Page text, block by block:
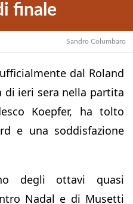
finale
Sandro Columbaro
dal Roland
di ieri sera nella partita
Koepfer, ha tolto
e una soddisfazione
degli ottavi quasi
Nadal e di Musetti